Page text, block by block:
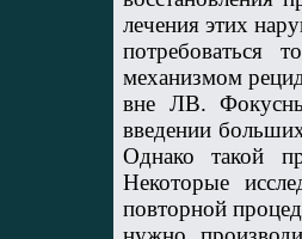
лечения этих
потребоваться
механизмом
вне ЛВ.
введении
Однако такой
Некоторые
повторной